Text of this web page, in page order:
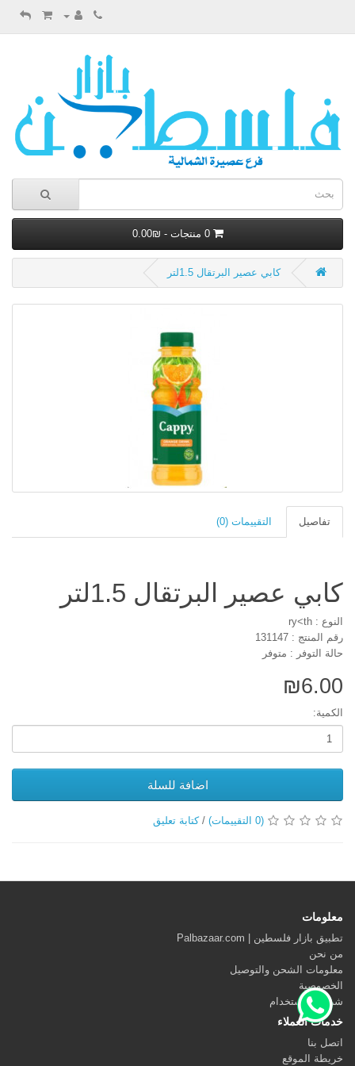
0 منتجات - ₪0.00
كابي عصير البرتقال 1.5لتر
تفاصيل التقييمات (0)
كابي عصير البرتقال 1.5لتر
النوع : ry<th
رقم المنتج : 131147
حالة التوفر : متوفر
₪6.00
الكمية:
اضافة للسلة
(0 التقييمات) /كتابة تعليق
معلومات
تطبيق بازار فلسطين | Palbazaar.com
من نحن
معلومات الشحن والتوصيل
الخصوصية
شروط الاستخدام
خدمات العملاء
اتصل بنا
خريطة الموقع